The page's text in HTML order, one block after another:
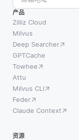
产品
Zilliz Cloud
Milvus
Deep Searcher
GPTCache
Towhee
Attu
Milvus CLI
Feder
Claude Context
资源